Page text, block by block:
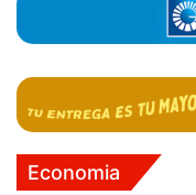
Economia